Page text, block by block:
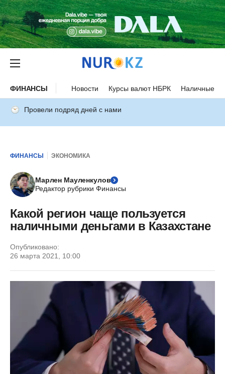
ФИНАНСЫ Новости Курсы валют НБРК Наличные
Провели подряд дней с нами
ФИНАНСЫ ЭКОНОМИКА
Марлен Мауленкулов
Редактор рубрики Финансы
Какой регион чаще пользуется
наличными деньгами в Казахстане
Опубликовано:
26 марта 2021, 10:00